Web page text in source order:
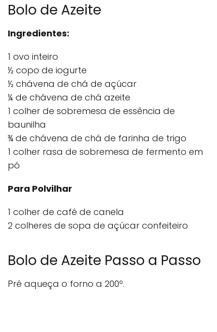
Bolo de Azeite
Ingredientes:
1 ovo inteiro
½ copo de iogurte
½ chávena de chá de açúcar
¼ de chávena de chá azeite
1 colher de sobremesa de essência de
baunilha
¾ de chávena de chá de farinha de trigo
1 colher rasa de sobremesa de fermento em
pó
Para Polvilhar
1 colher de café de canela
2 colheres de sopa de açúcar confeiteiro
Bolo de Azeite Passo a Passo
Pré aqueça o forno a 200º.